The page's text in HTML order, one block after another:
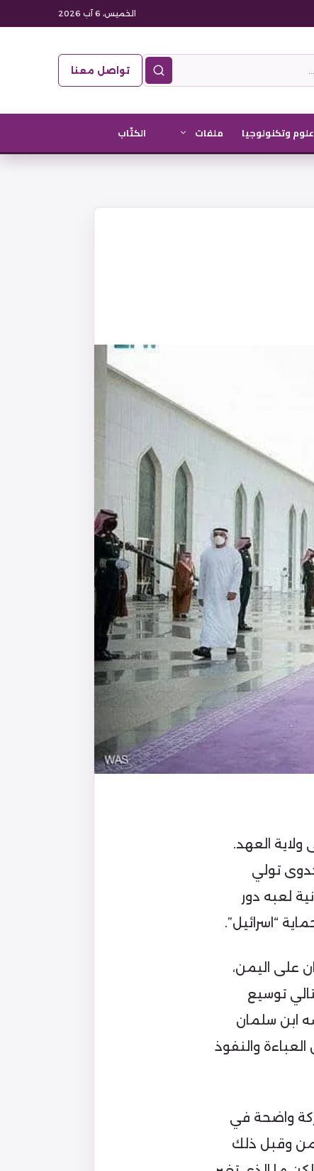
الخميس، 6 آب 2026
تواصل معنا
علوم وتكنولوجيا ملفات الكتّاب
العهد.
تولي
لعبه دور
“اسرائيل”.
على اليمن،
توسيع
ابن سلمان
والنفوذ
واضحة في
وقبل ذلك